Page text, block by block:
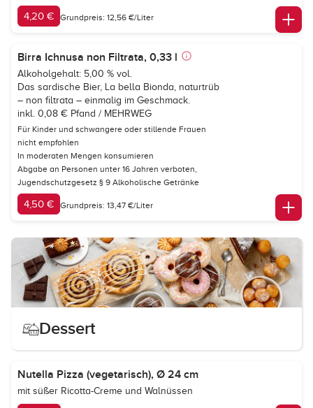
4,20 € Grundpreis: 12,56 €/Liter
Birra Ichnusa non Filtrata, 0,33 l
Alkoholgehalt: 5,00 % vol.
Das sardische Bier, La bella Bionda, naturtrüb
– non filtrata – einmalig im Geschmack.
inkl. 0,08 € Pfand / MEHRWEG
Für Kinder und schwangere oder stillende Frauen
nicht empfohlen
In moderaten Mengen konsumieren
Abgabe an Personen unter 16 Jahren verboten,
Jugendschutzgesetz § 9 Alkoholische Getränke
4,50 € Grundpreis: 13,47 €/Liter
Dessert
Nutella Pizza (vegetarisch), Ø 24 cm
mit süßer Ricotta-Creme und Walnüssen